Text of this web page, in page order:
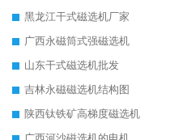
黑龙江干式磁选机厂家
广西永磁筒式强磁选机
山东干式磁选机批发
吉林永磁磁选机结构图
陕西钛铁矿高梯度磁选机